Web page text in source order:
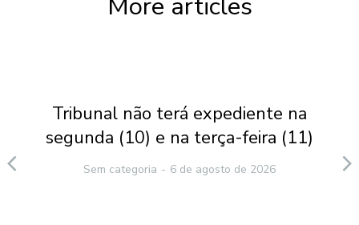
Tribunal não terá expediente na
segunda (10) e na terça-feira (11)
Sem categoria 6 de agosto de 2026